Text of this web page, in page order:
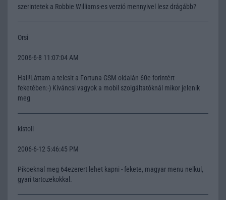
szerintetek a Robbie Williams-es verzió mennyivel lesz drágább?
Orsi
2006-6-8 11:07:04 AM
Hali!Láttam a telcsit a Fortuna GSM oldalán 60e forintért
feketében:-) Kíváncsi vagyok a mobil szolgáltatóknál mikor jelenik
meg
kistoll
2006-6-12 5:46:45 PM
Pikoeknal meg 64ezerert lehet kapni - fekete, magyar menu nelkul,
gyari tartozekokkal.